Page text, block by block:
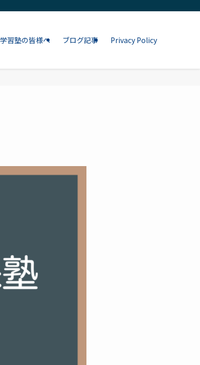
習塾の皆様へ ブログ記事 Privacy Policy